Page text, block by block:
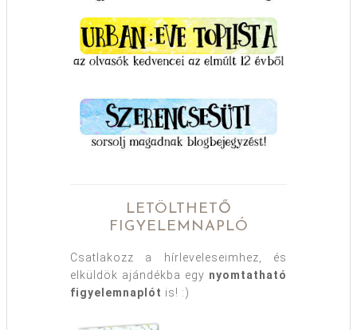
LETÖLTHETŐ
FIGYELEMNAPLÓ
Csatlakozz a hírleveleseimhez, és
elküldök ajándékba egy nyomtatható
figyelemnaplót is! :)